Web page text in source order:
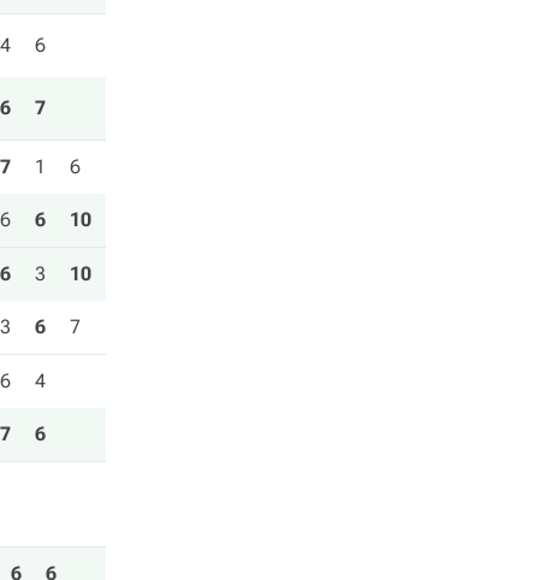
4 6
6 7
7 1 6
6 6 10
6 3 10
3 6 7
6 4
7 6
6 6